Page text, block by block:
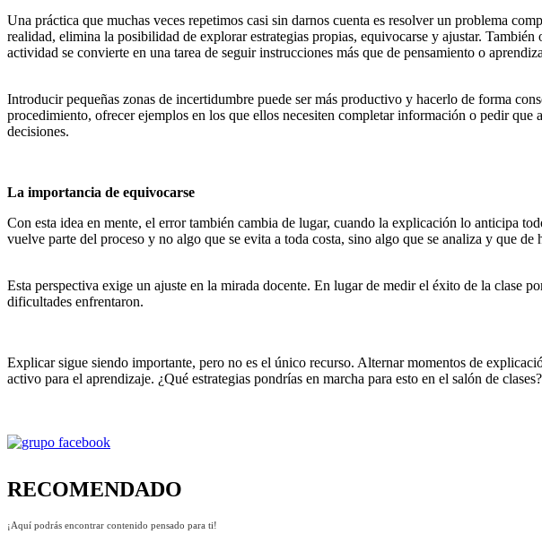
Una práctica que muchas veces repetimos casi sin darnos cuenta es resolver un problema
realidad, elimina la posibilidad de explorar estrategias propias, equivocarse y ajustar.
actividad se convierte en una tarea de seguir instrucciones más que de pensamiento o
Introducir pequeñas zonas de incertidumbre puede ser más productivo y hacerlo de forma
procedimiento, ofrecer ejemplos en los que ellos necesiten completar información o pedir
decisiones.
La importancia de equivocarse
Con esta idea en mente, el error también cambia de lugar, cuando la explicación lo anticipa
vuelve parte del proceso y no algo que se evita a toda costa, sino algo que se analiza y que de
Esta perspectiva exige un ajuste en la mirada docente. En lugar de medir el éxito de la clase
dificultades enfrentaron.
Explicar sigue siendo importante, pero no es el único recurso. Alternar momentos de
activo para el aprendizaje. ¿Qué estrategias pondrías en marcha para esto en el salón de clases?
RECOMENDADO
¡Aquí podrás encontrar contenido pensado para ti!